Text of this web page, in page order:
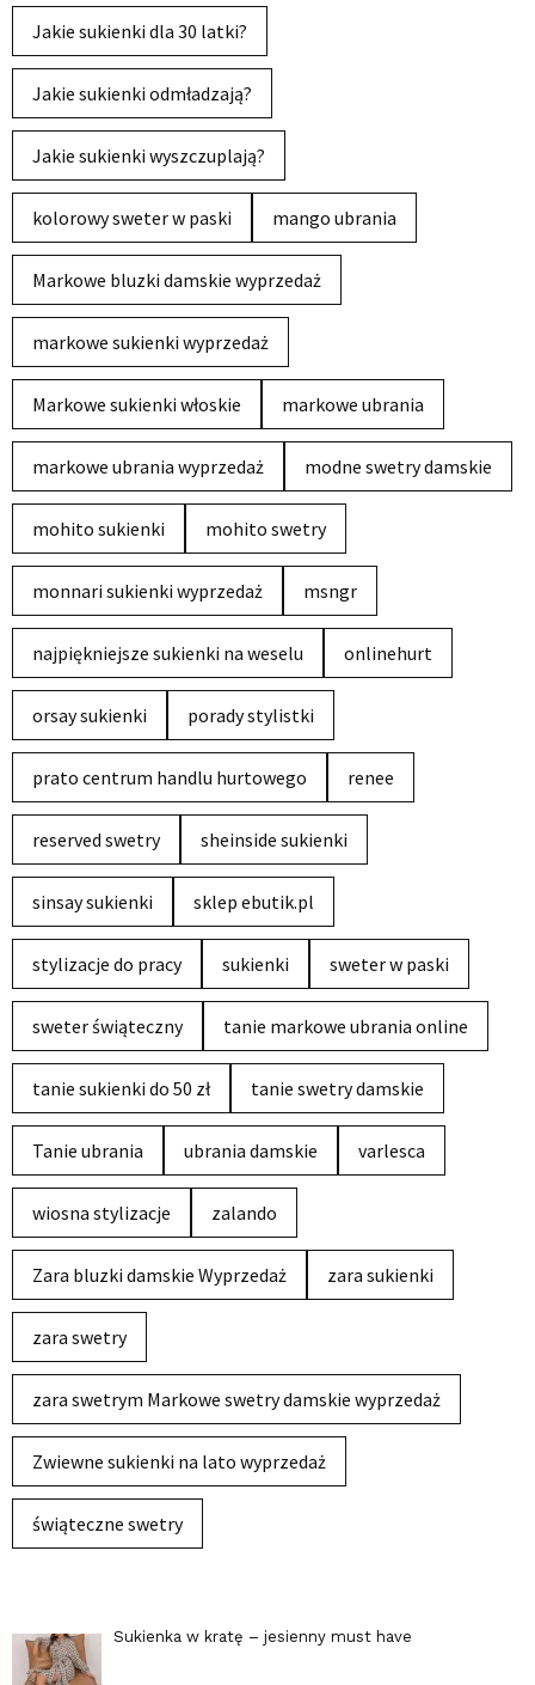
Jakie sukienki dla 30 latki?
Jakie sukienki odmładzają?
Jakie sukienki wyszczuplają?
kolorowy sweter w paski mango ubrania
Markowe bluzki damskie wyprzedaż
markowe sukienki wyprzedaż
Markowe sukienki włoskie markowe ubrania
markowe ubrania wyprzedaż modne swetry damskie
mohito sukienki mohito swetry
monnari sukienki wyprzedaż msngr
najpiękniejsze sukienki na weselu onlinehurt
orsay sukienki porady stylistki
prato centrum handlu hurtowego renee
reserved swetry sheinside sukienki
sinsay sukienki sklep ebutik.pl
stylizacje do pracy sukienki sweter w paski
sweter świąteczny tanie markowe ubrania online
tanie sukienki do 50 zł tanie swetry damskie
Tanie ubrania ubrania damskie varlesca
wiosna stylizacje zalando
Zara bluzki damskie Wyprzedaż zara sukienki
zara swetry
zara swetrym Markowe swetry damskie wyprzedaż
Zwiewne sukienki na lato wyprzedaż
świąteczne swetry
Sukienka w kratę – jesienny must have